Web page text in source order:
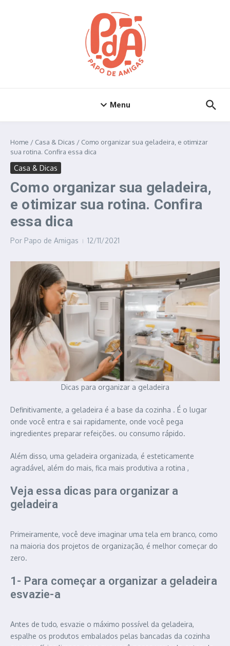
Menu
Home / Casa & Dicas / Como organizar sua geladeira, e otimizar
sua rotina. Confira essa dica
Casa & Dicas
Como organizar sua geladeira,
e otimizar sua rotina. Confira
essa dica
Por Papo de Amigas 12/11/2021
Dicas para organizar a geladeira
Definitivamente, a geladeira é a base da cozinha . É o lugar
onde você entra e sai rapidamente, onde você pega
ingredientes preparar refeições. ou consumo rápido.
Além disso, uma geladeira organizada, é esteticamente
agradável, além do mais, fica mais produtiva a rotina ,
Veja essa dicas para organizar a
geladeira
Primeiramente, você deve imaginar uma tela em branco, como
na maioria dos projetos de organização, é melhor começar do
zero.
1- Para começar a organizar a geladeira
esvazie-a
Antes de tudo, esvazie o máximo possível da geladeira,
espalhe os produtos embalados pelas bancadas da cozinha